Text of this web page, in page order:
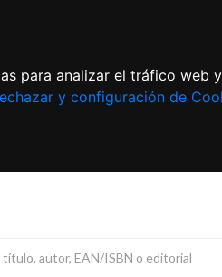
para analizar el tráfico
y configuración de